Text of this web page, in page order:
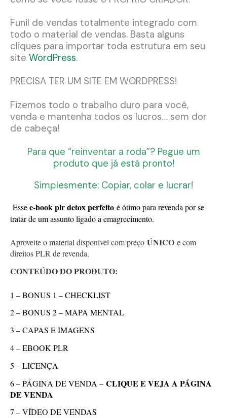
Funil de vendas totalmente integrado com
todo o material de vendas. Basta alguns
cliques para importar toda estrutura em seu
site WordPress.
PRECISA TER UM SITE EM WORDPRESS!
Fizemos todo o trabalho duro para você,
venda e mantenha todos os lucros… sem dor
de cabeça!
Para que “reinventar a roda”? Pegue um
produto que já está pronto!
Simplesmente: Copiar, colar e lucrar!
Essee-book plr detox perfeito é ótimo para revenda por se
tratar de um assunto ligado a emagrecimento.
Aproveite o material disponível com preço ÚNICO e com
direitos PLR de revenda.
CONTEÚDO DO PRODUTO:
1 – BONUS 1 – CHECKLIST
2 – BONUS 2 – MAPA MENTAL
3 – CAPAS E IMAGENS
4 – EBOOK PLR
5 – LICENÇA
6 – PÁGINA DE VENDA – CLIQUE E VEJA A PÁGINA
DE VENDA
7 – VÍDEO DE VENDAS